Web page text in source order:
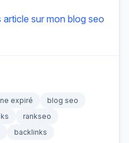
sur mon blog seo
expiré
blog seo
rankseo
backlinks